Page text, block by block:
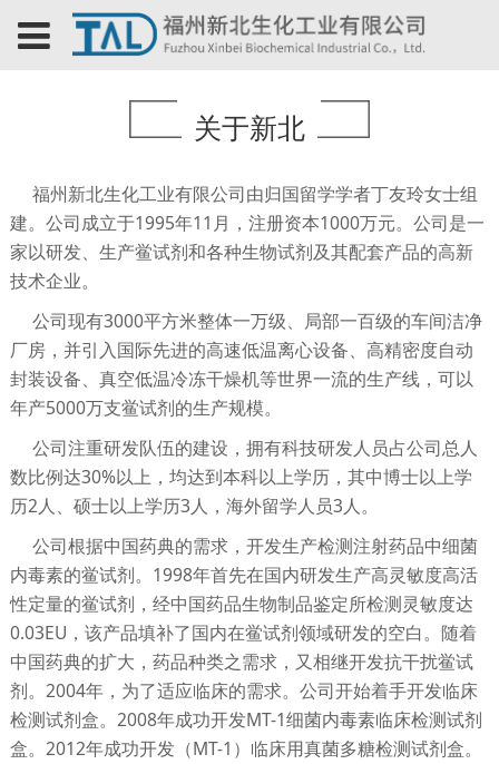
关于新北
福州新北生化工业有限公司由归国留学学者丁友玲女士组
建。公司成立于1995年11月，注册资本1000万元。公司是一
家以研发、生产鲎试剂和各种生物试剂及其配套产品的高新
技术企业。
公司现有3000平方米整体一万级、局部一百级的车间洁净
厂房，并引入国际先进的高速低温离心设备、高精密度自动
封装设备、真空低温冷冻干燥机等世界一流的生产线，可以
年产5000万支鲎试剂的生产规模。
公司注重研发队伍的建设，拥有科技研发人员占公司总人
数比例达30%以上，均达到本科以上学历，其中博士以上学
历2人、硕士以上学历3人，海外留学人员3人。
公司根据中国药典的需求，开发生产检测注射药品中细菌
内毒素的鲎试剂。1998年首先在国内研发生产高灵敏度高活
性定量的鲎试剂，经中国药品生物制品鉴定所检测灵敏度达
0.03EU，该产品填补了国内在鲎试剂领域研发的空白。随着
中国药典的扩大，药品种类之需求，又相继开发抗干扰鲎试
剂。2004年，为了适应临床的需求。公司开始着手开发临床
检测试剂盒。2008年成功开发MT-1细菌内毒素临床检测试剂
盒。2012年成功开发（MT-1）临床用真菌多糖检测试剂盒。